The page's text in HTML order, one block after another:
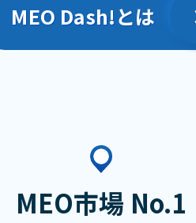
MEO Dash!とは
MEO市場 No.1